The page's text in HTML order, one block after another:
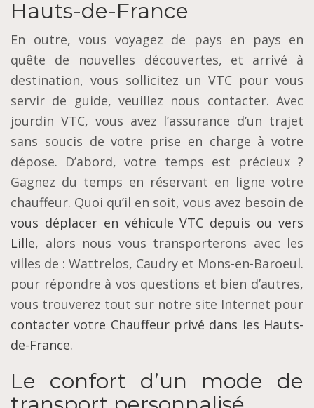
Hauts-de-France
En outre, vous voyagez de pays en pays en
quête de nouvelles découvertes, et arrivé à
destination, vous sollicitez un VTC pour vous
servir de guide, veuillez nous contacter. Avec
jourdin VTC, vous avez l’assurance d’un trajet
sans soucis de votre prise en charge à votre
dépose. D’abord, votre temps est précieux ?
Gagnez du temps en réservant en ligne votre
chauffeur. Quoi qu’il en soit, vous avez besoin de
vous déplacer en véhicule VTC depuis ou vers
Lille, alors nous vous transporterons avec les
villes de : Wattrelos, Caudry et Mons-en-Baroeul.
pour répondre à vos questions et bien d’autres,
vous trouverez tout sur notre site Internet pour
contacter votre Chauffeur privé dans les Hauts-
de-France.
Le confort d’un mode de